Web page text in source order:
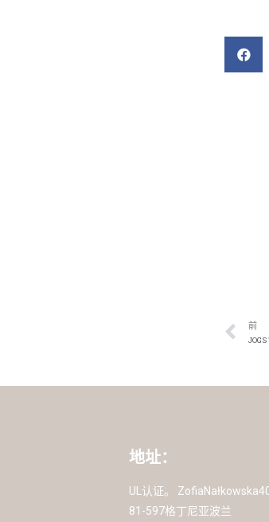
前
地址：
UL认证。
81-597格丁尼亚波兰